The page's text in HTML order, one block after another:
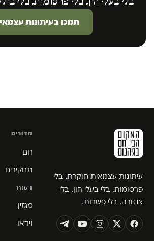
תמכו בעיתונות
עיתונות עצמאית חוקרת. בלי
פרסומות, בלי בעלי הון, בלי
צנזורה, בלי פשרות.
מדורים
חם
תחקירים
דעות
מגזין
וידאו